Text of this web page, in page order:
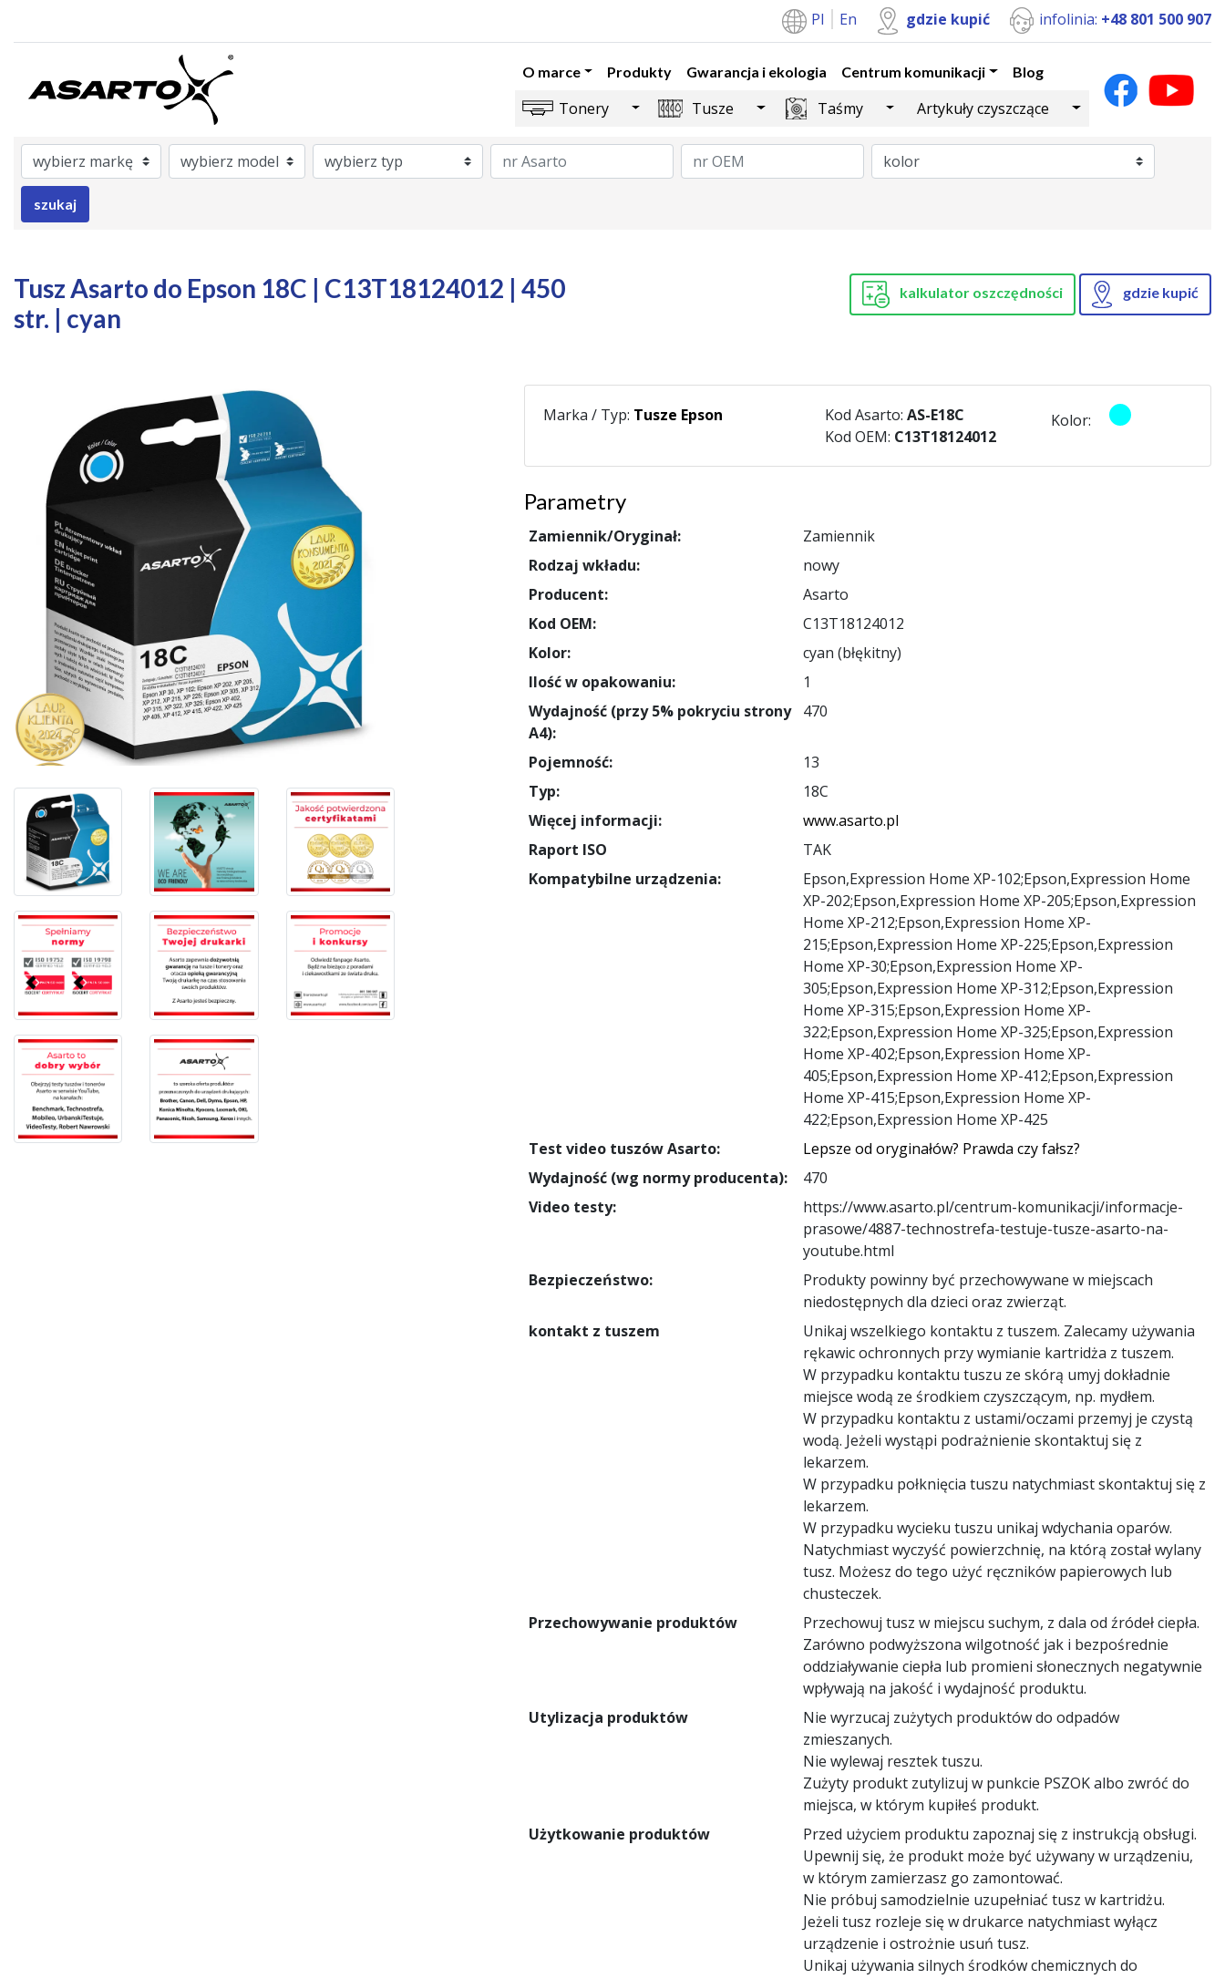
Pl En gdzie kupić infolinia: +48 801 500 907
O marce Produkty Gwarancja i ekologia Centrum komunikacji Blog
Tonery Toggle Dropdown
Tusze Toggle Dropdown
Taśmy Toggle Dropdown
Artykuły czyszczące Toggle Dropdown
Brand
Color
szukaj
Tusz Asarto do Epson 18C | C13T18124012 | 450
str. | cyan
kalkulator oszczędności gdzie kupić
Marka / Typ: Tusze Epson Kod Asarto:AS-E18C
Kod OEM: C13T18124012
Kolor:
Parametry
Zamiennik/Oryginał:
Zamiennik
Rodzaj wkładu:
nowy
Producent:
Asarto
Kod OEM:
C13T18124012
Kolor:
cyan (błękitny)
Ilość w opakowaniu:
1
Wydajność (przy 5% pokryciu strony
A4):
470
Pojemność:
13
Typ:
18C
Więcej informacji:
www.asarto.pl
Raport ISO
TAK
Kompatybilne urządzenia:
Epson,Expression Home XP-102;Epson,Expression Home
XP-202;Epson,Expression Home XP-205;Epson,Expression
Home XP-212;Epson,Expression Home XP-
215;Epson,Expression Home XP-225;Epson,Expression
Home XP-30;Epson,Expression Home XP-
305;Epson,Expression Home XP-312;Epson,Expression
Home XP-315;Epson,Expression Home XP-
322;Epson,Expression Home XP-325;Epson,Expression
Home XP-402;Epson,Expression Home XP-
405;Epson,Expression Home XP-412;Epson,Expression
Home XP-415;Epson,Expression Home XP-
422;Epson,Expression Home XP-425
Test video tuszów Asarto:
Lepsze od oryginałów? Prawda czy fałsz?
Wydajność (wg normy producenta):
470
Video testy:
https://www.asarto.pl/centrum-komunikacji/informacje-
prasowe/4887-technostrefa-testuje-tusze-asarto-na-
youtube.html
Bezpieczeństwo:
Produkty powinny być przechowywane w miejscach
niedostępnych dla dzieci oraz zwierząt.
kontakt z tuszem
Unikaj wszelkiego kontaktu z tuszem. Zalecamy używania
rękawic ochronnych przy wymianie kartridża z tuszem.
W przypadku kontaktu tuszu ze skórą umyj dokładnie
miejsce wodą ze środkiem czyszczącym, np. mydłem.
W przypadku kontaktu z ustami/oczami przemyj je czystą
wodą. Jeżeli wystąpi podrażnienie skontaktuj się z
lekarzem.
W przypadku połknięcia tuszu natychmiast skontaktuj się z
lekarzem.
W przypadku wycieku tuszu unikaj wdychania oparów.
Natychmiast wyczyść powierzchnię, na którą został wylany
tusz. Możesz do tego użyć ręczników papierowych lub
chusteczek.
Przechowywanie produktów
Przechowuj tusz w miejscu suchym, z dala od źródeł ciepła.
Zarówno podwyższona wilgotność jak i bezpośrednie
oddziaływanie ciepła lub promieni słonecznych negatywnie
wpływają na jakość i wydajność produktu.
Utylizacja produktów
Nie wyrzucaj zużytych produktów do odpadów
zmieszanych.
Nie wylewaj resztek tuszu.
Zużyty produkt zutylizuj w punkcie PSZOK albo zwróć do
miejsca, w którym kupiłeś produkt.
Użytkowanie produktów
Przed użyciem produktu zapoznaj się z instrukcją obsługi.
Upewnij się, że produkt może być używany w urządzeniu,
w którym zamierzasz go zamontować.
Nie próbuj samodzielnie uzupełniać tusz w kartridżu.
Jeżeli tusz rozleje się w drukarce natychmiast wyłącz
urządzenie i ostrożnie usuń tusz.
Unikaj używania silnych środków chemicznych do